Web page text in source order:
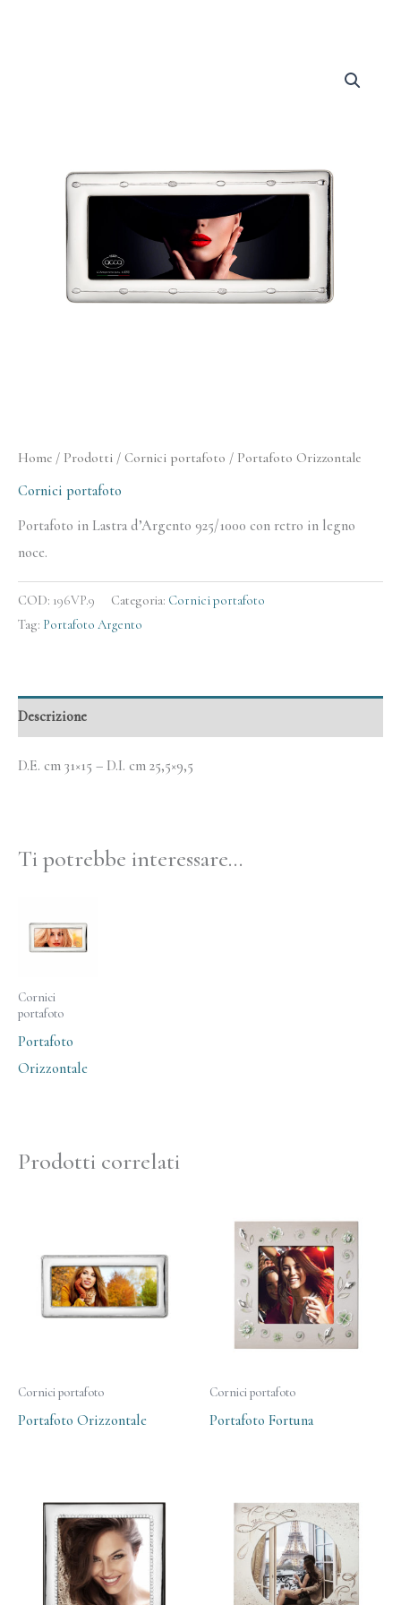
Home / Prodotti / Cornici portafoto / Portafoto Orizzontale
Cornici portafoto
Portafoto in Lastra d’Argento 925/1000 con retro in legno
noce.
COD: 196VP.9 Categoria: Cornici portafoto
Tag: Portafoto Argento
Descrizione
D.E. cm 31×15 – D.I. cm 25,5×9,5
Ti potrebbe interessare…
Cornici
portafoto
Portafoto
Orizzontale
Prodotti correlati
Cornici portafoto
Portafoto Orizzontale
Cornici portafoto
Portafoto Fortuna